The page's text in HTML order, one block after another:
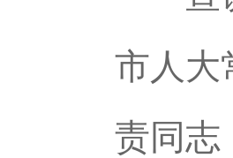
市人大
责同志